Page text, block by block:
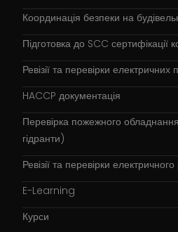
Координація безпеки на
Підготовка до SCC сертифікації
Ревізії та перевірки електричних
HACCP документація
Перевірка пожежного
гідранти)
Ревізії та перевірки
E-Learning
Курси